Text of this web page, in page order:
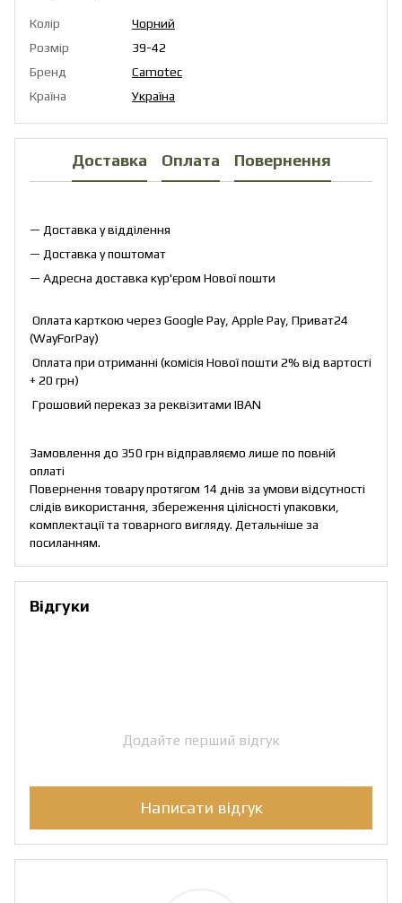
Колір
Чорний
Розмір
39-42
Бренд
Camotec
Країна
Україна
Доставка Оплата Повернення
— Доставка у відділення
— Доставка у поштомат
— Адресна доставка кур'єром Нової пошти
Оплата карткою через Google Pay, Apple Pay, Приват24
(WayForPay)
Оплата при отриманні (комісія Нової пошти 2% від вартості
+ 20 грн)
Грошовий переказ за реквізитами IBAN
Замовлення до 350 грн відправляємо лише по повній
оплаті
Повернення товару протягом 14 днів за умови відсутності
слідів використання, збереження цілісності упаковки,
комплектації та товарного вигляду. Детальніше за
посиланням.
Відгуки
Додайте перший відгук
Написати відгук